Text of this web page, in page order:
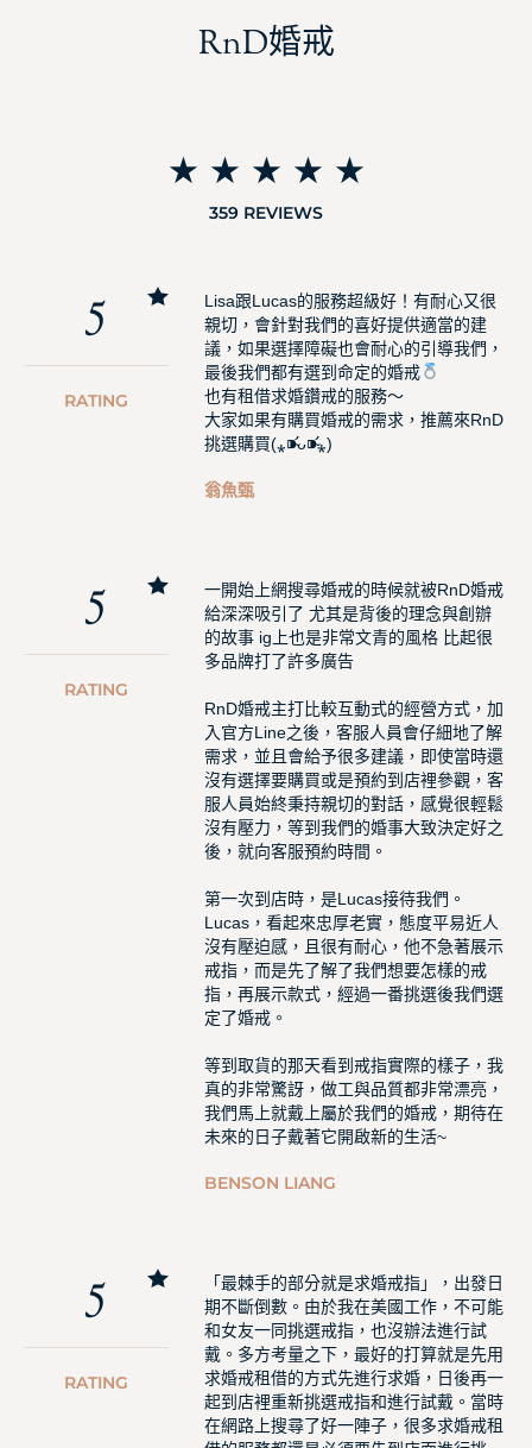
RnD婚戒
☆ ☆ ☆ ☆ ☆
359 REVIEWS
5
RATING
Lisa跟Lucas的服務超級好！有耐心又很
親切，會針對我們的喜好提供適當的建
議，如果選擇障礙也會耐心的引導我們，
最後我們都有選到命定的婚戒
也有租借求婚鑽戒的服務～
大家如果有購買婚戒的需求，推薦來RnD
挑選購買(⁎⁍̴̛ᴗ⁍̴̛⁎)
翁魚甄
5
RATING
一開始上網搜尋婚戒的時候就被RnD婚戒
給深深吸引了 尤其是背後的理念與創辦
的故事 ig上也是非常文青的風格 比起很
多品牌打了許多廣告
RnD婚戒主打比較互動式的經營方式，加
入官方Line之後，客服人員會仔細地了解
需求，並且會給予很多建議，即使當時還
沒有選擇要購買或是預約到店裡參觀，客
服人員始終秉持親切的對話，感覺很輕鬆
沒有壓力，等到我們的婚事大致決定好之
後，就向客服預約時間。
第一次到店時，是Lucas接待我們。
Lucas，看起來忠厚老實，態度平易近人
沒有壓迫感，且很有耐心，他不急著展示
戒指，而是先了解了我們想要怎樣的戒
指，再展示款式，經過一番挑選後我們選
定了婚戒。
等到取貨的那天看到戒指實際的樣子，我
真的非常驚訝，做工與品質都非常漂亮，
我們馬上就戴上屬於我們的婚戒，期待在
未來的日子戴著它開啟新的生活~
BENSON LIANG
5
RATING
「最棘手的部分就是求婚戒指」，出發日
期不斷倒數。由於我在美國工作，不可能
和女友一同挑選戒指，也沒辦法進行試
戴。多方考量之下，最好的打算就是先用
求婚戒租借的方式先進行求婚，日後再一
起到店裡重新挑選戒指和進行試戴。當時
在網路上搜尋了好一陣子，很多求婚戒租